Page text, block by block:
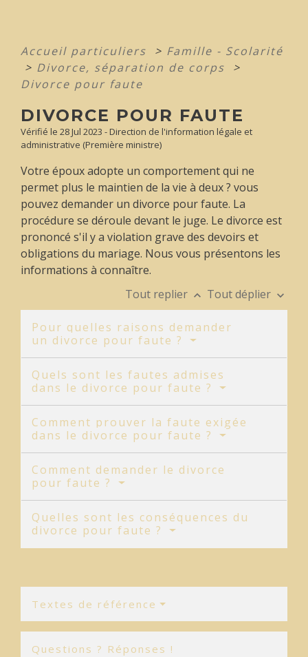
Accueil particuliers > Famille - Scolarité
> Divorce, séparation de corps
>
Divorce pour faute
DIVORCE POUR FAUTE
Vérifié le 28 Jul 2023 - Direction de l'information légale et
administrative (Première ministre)
Votre époux adopte un comportement qui ne
permet plus le maintien de la vie à deux ? vous
pouvez demander un divorce pour faute. La
procédure se déroule devant le juge. Le divorce est
prononcé s'il y a violation grave des devoirs et
obligations du mariage. Nous vous présentons les
informations à connaître.
Tout replier keyboard_arrow_up Tout déplier keyboard_arrow_down
Pour quelles raisons demander
un divorce pour faute ?
Quels sont les fautes admises
dans le divorce pour faute ?
Comment prouver la faute exigée
dans le divorce pour faute ?
Comment demander le divorce
pour faute ?
Quelles sont les conséquences du
divorce pour faute ?
Textes de référence
Questions ? Réponses !